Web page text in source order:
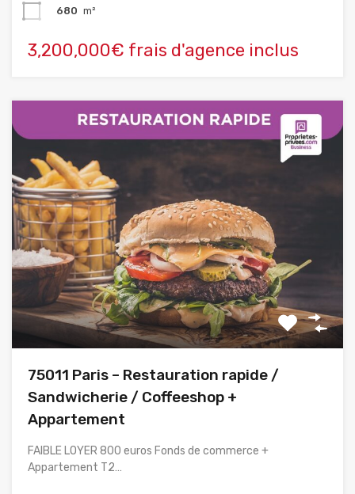
680 m²
3,200,000€ frais d'agence inclus
75011 Paris – Restauration rapide /
Sandwicherie / Coffeeshop +
Appartement
FAIBLE LOYER 800 euros Fonds de commerce +
Appartement T2…